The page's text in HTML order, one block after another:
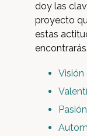
doy las
proyecto
estas
Visión